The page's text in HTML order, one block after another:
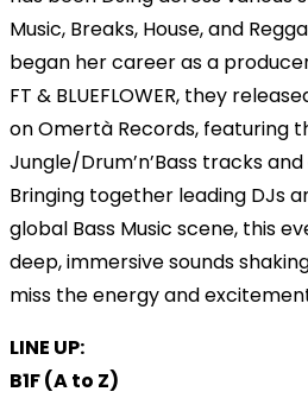
Music, Breaks, House, and
began her career as a
FT & BLUEFLOWER, they
on Omertà Records, featuring
Jungle/Drum’n’Bass tracks
Bringing together leading DJs
global Bass Music scene, this
deep, immersive sounds
miss the energy and
LINE UP:
B1F (A to Z)